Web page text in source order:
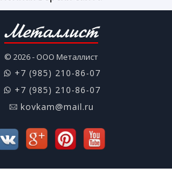
Металлист
© 2026 - ООО Металлист
+7 (985) 210-86-07
+7 (985) 210-86-07
kovkam@mail.ru